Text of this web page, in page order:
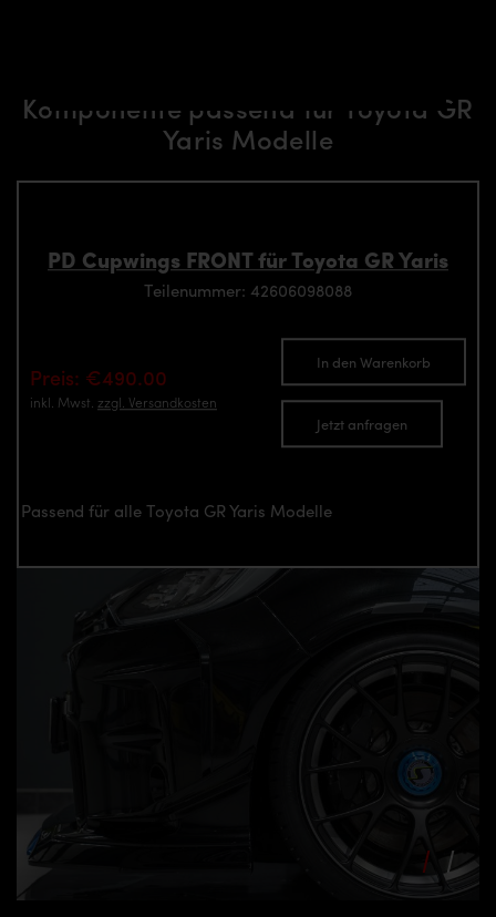
Komponente passend für Toyota GR
Yaris Modelle
PD Cupwings FRONT für Toyota GR Yaris
Teilenummer: 42606098088
Preis: €490.00
inkl. Mwst. zzgl. Versandkosten
In den Warenkorb
Jetzt anfragen
Passend für alle Toyota GR Yaris Modelle